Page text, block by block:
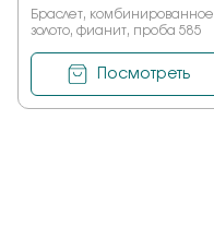
Браслет, комбинированное
золото, фианит, проба 585
Посмотреть